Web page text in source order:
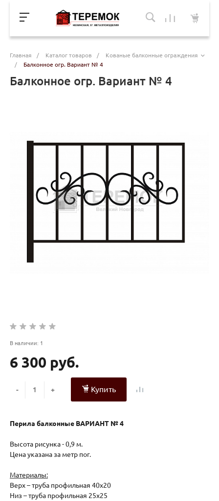
Главная / Каталог товаров /
Кованые балконные ограждения
/
Балконное огр. Вариант № 4
Балконное огр. Вариант № 4
В наличии: 1
6 300 руб.
- + Купить
Перила балконные ВАРИАНТ № 4
Высота рисунка - 0,9 м.
Цена указана за метр пог.
Материалы:
Верх – труба профильная 40х20
Низ – труба профильная 25х25